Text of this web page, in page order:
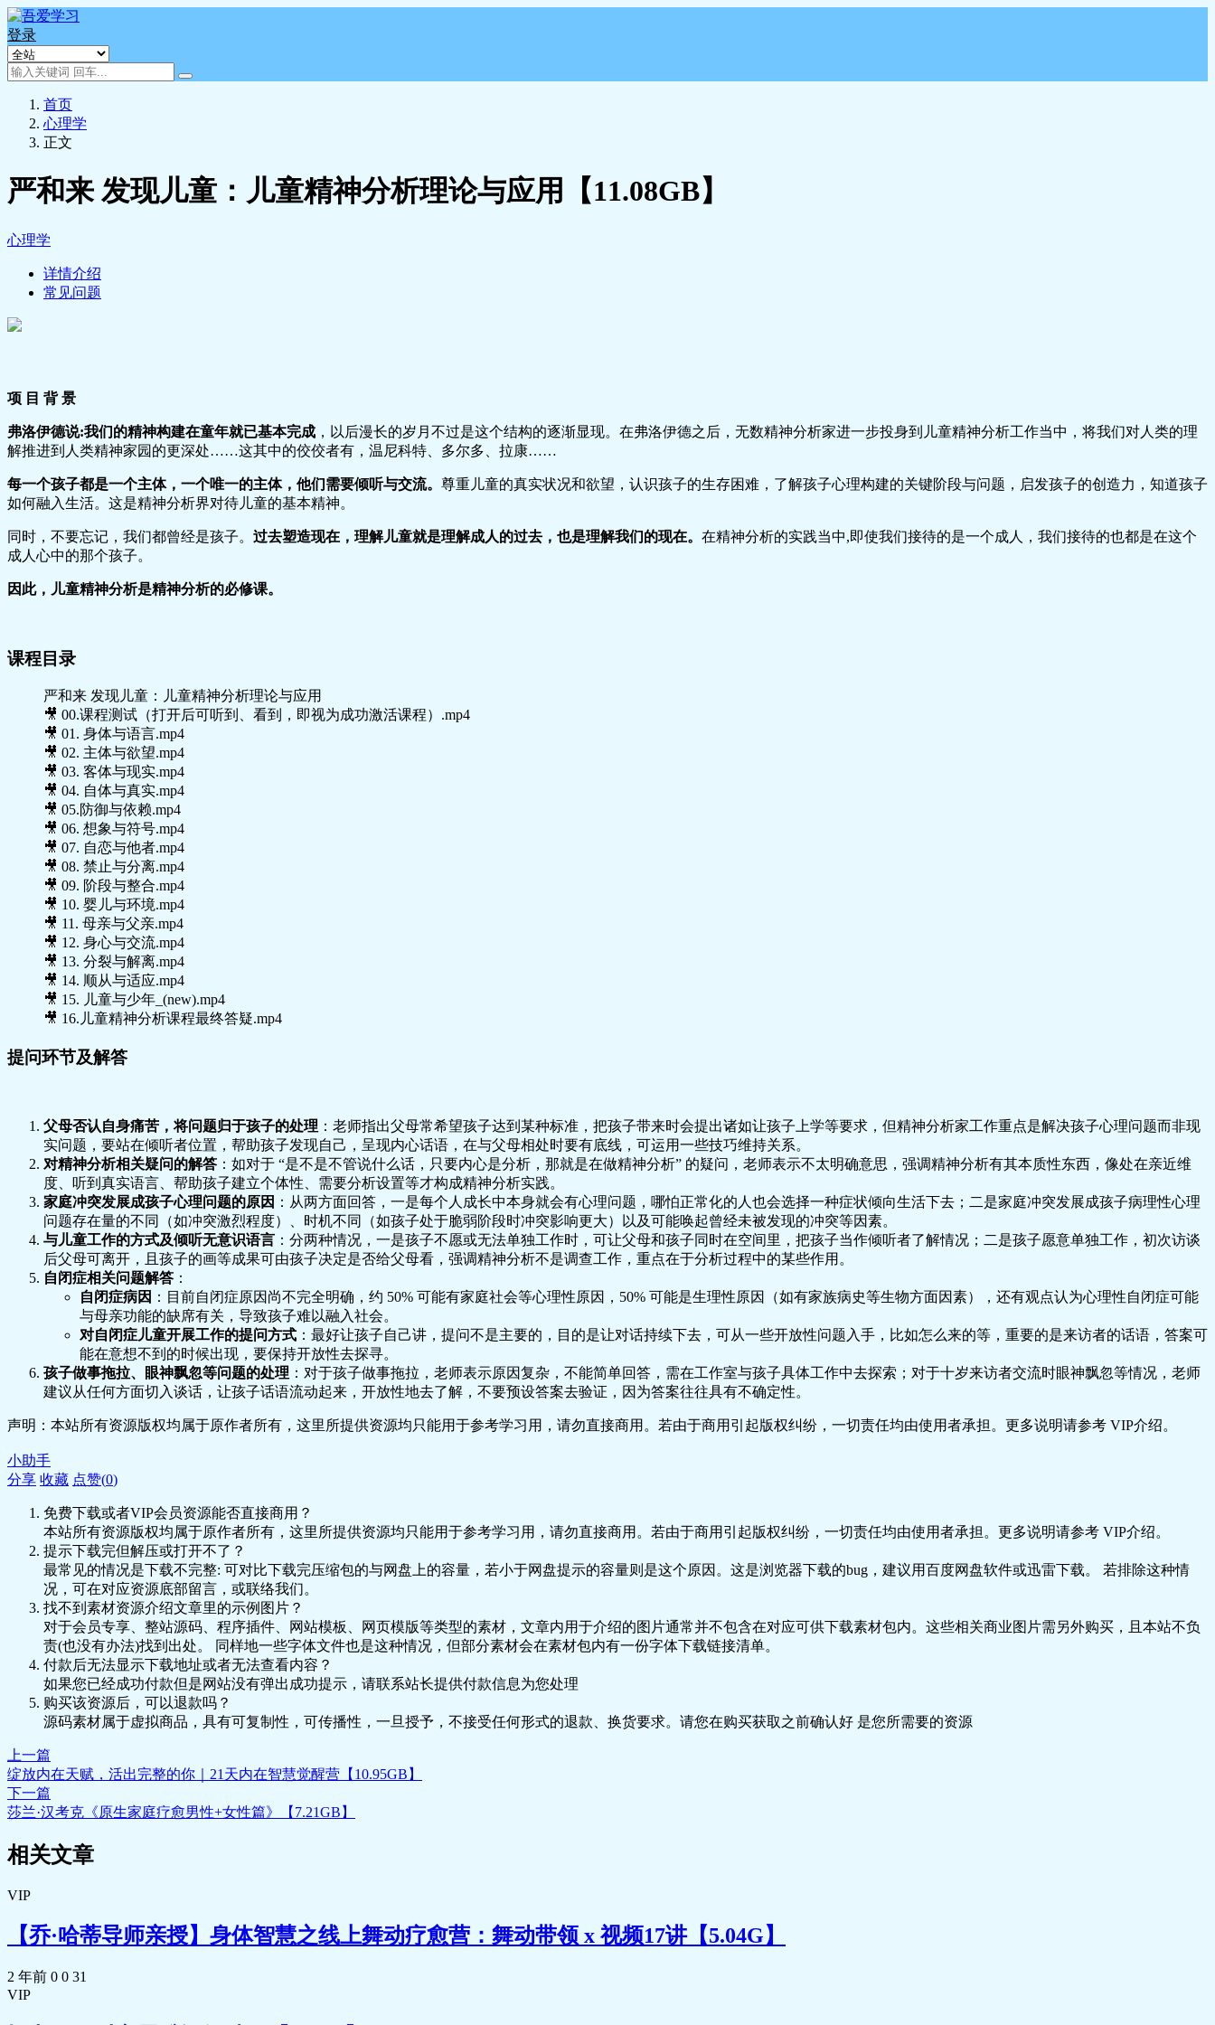
登录
首页
心理学
正文
严和来 发现儿童：儿童精神分析理论与应用【11.08GB】
心理学
详情介绍
常见问题
项 目 背 景
弗洛伊德说:我们的精神构建在童年就已基本完成 ，以后漫长的岁月不过是这个结构的逐渐显现。在弗洛伊德之后，无数精神分析家进一步投身到儿童精神分析工作当中，将我们对人类的理
解推进到人类精神家园的更深处……这其中的佼佼者有，温尼科特、多尔多、拉康……
每一个孩子都是一个主体，一个唯一的主体，他们需要倾听与交流。 尊重儿童的真实状况和欲望，认识孩子的生存困难，了解孩子心理构建的关键阶段与问题，启发孩子的创造力，知道孩子
如何融入生活。这是精神分析界对待儿童的基本精神。
同时，不要忘记，我们都曾经是孩子。 过去塑造现在， 理解儿童就是理解成人的过去 ，也是理解我们的现在。 在精神分析的实践当中,即使我们接待的是一个成人，我们接待的也都是在这个
成人心中的那个孩子。
因此，儿童精神分析是精神分析的必修课。
课程目录
严和来 发现儿童：儿童精神分析理论与应用
🎥 00.课程测试（打开后可听到、看到，即视为成功激活课程）.mp4
🎥 01. 身体与语言.mp4
🎥 02. 主体与欲望.mp4
🎥 03. 客体与现实.mp4
🎥 04. 自体与真实.mp4
🎥 05.防御与依赖.mp4
🎥 06. 想象与符号.mp4
🎥 07. 自恋与他者.mp4
🎥 08. 禁止与分离.mp4
🎥 09. 阶段与整合.mp4
🎥 10. 婴儿与环境.mp4
🎥 11. 母亲与父亲.mp4
🎥 12. 身心与交流.mp4
🎥 13. 分裂与解离.mp4
🎥 14. 顺从与适应.mp4
🎥 15. 儿童与少年_(new).mp4
🎥 16.儿童精神分析课程最终答疑.mp4
提问环节及解答
父母否认自身痛苦，将问题归于孩子的处理 ：老师指出父母常希望孩子达到某种标准，把孩子带来时会提出诸如让孩子上学等要求，但精神分析家工作重点是解决孩子心理问题而非现
实问题，要站在倾听者位置，帮助孩子发现自己，呈现内心话语，在与父母相处时要有底线，可运用一些技巧维持关系。
对精神分析相关疑问的解答 ：如对于 “是不是不管说什么话，只要内心是分析，那就是在做精神分析” 的疑问，老师表示不太明确意思，强调精神分析有其本质性东西，像处在亲近维
度、听到真实语言、帮助孩子建立个体性、需要分析设置等才构成精神分析实践。
家庭冲突发展成孩子心理问题的原因 ：从两方面回答，一是每个人成长中本身就会有心理问题，哪怕正常化的人也会选择一种症状倾向生活下去；二是家庭冲突发展成孩子病理性心理
问题存在量的不同（如冲突激烈程度）、时机不同（如孩子处于脆弱阶段时冲突影响更大）以及可能唤起曾经未被发现的冲突等因素。
与儿童工作的方式及倾听无意识语言 ：分两种情况，一是孩子不愿或无法单独工作时，可让父母和孩子同时在空间里，把孩子当作倾听者了解情况；二是孩子愿意单独工作，初次访谈
后父母可离开，且孩子的画等成果可由孩子决定是否给父母看，强调精神分析不是调查工作，重点在于分析过程中的某些作用。
自闭症相关问题解答 ：
自闭症病因 ：目前自闭症原因尚不完全明确，约 50% 可能有家庭社会等心理性原因，50% 可能是生理性原因（如有家族病史等生物方面因素），还有观点认为心理性自闭症可能
与母亲功能的缺席有关，导致孩子难以融入社会。
对自闭症儿童开展工作的提问方式 ：最好让孩子自己讲，提问不是主要的，目的是让对话持续下去，可从一些开放性问题入手，比如怎么来的等，重要的是来访者的话语，答案可
能在意想不到的时候出现，要保持开放性去探寻。
孩子做事拖拉、眼神飘忽等问题的处理 ：对于孩子做事拖拉，老师表示原因复杂，不能简单回答，需在工作室与孩子具体工作中去探索；对于十岁来访者交流时眼神飘忽等情况，老师
建议从任何方面切入谈话，让孩子话语流动起来，开放性地去了解，不要预设答案去验证，因为答案往往具有不确定性。
声明：本站所有资源版权均属于原作者所有，这里所提供资源均只能用于参考学习用，请勿直接商用。若由于商用引起版权纠纷，一切责任均由使用者承担。更多说明请参考 VIP介绍。
小助手
分享 收藏 点赞(0)
免费下载或者VIP会员资源能否直接商用？
本站所有资源版权均属于原作者所有，这里所提供资源均只能用于参考学习用，请勿直接商用。若由于商用引起版权纠纷，一切责任均由使用者承担。更多说明请参考 VIP介绍。
提示下载完但解压或打开不了？
最常见的情况是下载不完整: 可对比下载完压缩包的与网盘上的容量，若小于网盘提示的容量则是这个原因。这是浏览器下载的bug，建议用百度网盘软件或迅雷下载。 若排除这种情
况，可在对应资源底部留言，或联络我们。
找不到素材资源介绍文章里的示例图片？
对于会员专享、整站源码、程序插件、网站模板、网页模版等类型的素材，文章内用于介绍的图片通常并不包含在对应可供下载素材包内。这些相关商业图片需另外购买，且本站不负
责(也没有办法)找到出处。 同样地一些字体文件也是这种情况，但部分素材会在素材包内有一份字体下载链接清单。
付款后无法显示下载地址或者无法查看内容？
如果您已经成功付款但是网站没有弹出成功提示，请联系站长提供付款信息为您处理
购买该资源后，可以退款吗？
源码素材属于虚拟商品，具有可复制性，可传播性，一旦授予，不接受任何形式的退款、换货要求。请您在购买获取之前确认好 是您所需要的资源
上一篇
绽放内在天赋，活出完整的你｜21天内在智慧觉醒营【10.95GB】
下一篇
莎兰·汉考克《原生家庭疗愈男性+女性篇》【7.21GB】
相关文章
VIP
【乔·哈蒂导师亲授】身体智慧之线上舞动疗愈营：舞动带领 x 视频17讲【5.04G】
2 年前 0 0 31
VIP